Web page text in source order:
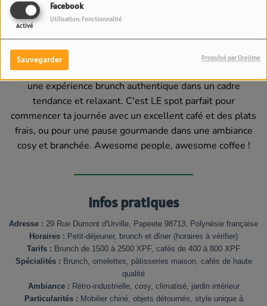
Facebook
Activé
Utilisation: Fonctionnalité
Sauvegarder Propulsé par Orejime
Le style rétro-industriel unique avec mobilier chiné et objets détournés.
Le café branché qui fait rayonner Papeete
236radio.com
une expérience brunch authentique dans un cadre
tendance et relaxant. C'est LE spot parfait pour
commencer ta journée avec un excellent café et des plats
frais, ou pour une pause gourmande dans une ambiance
cosy et branchée. Awesome people, awesome coffee !
Infos pratiques
Adresse : 29 Rue Dumont d'Urville, Papeete 98713, Polynésie française
Horaires : Petit-déjeuner, brunch et dîner (horaires à vérifier)
Tarifs : Brunch de 1500 à 2500 XPF, cafés de 400 à 800 XPF
Spécialités : Brunch, omelettes, pâtisseries maison, cafés de haute
qualité
Ambiance : Rétro-industrielle, cosy, climatisé, jardin intérieur
Particularités : Mobilier chiné, objets détournés, style unique à